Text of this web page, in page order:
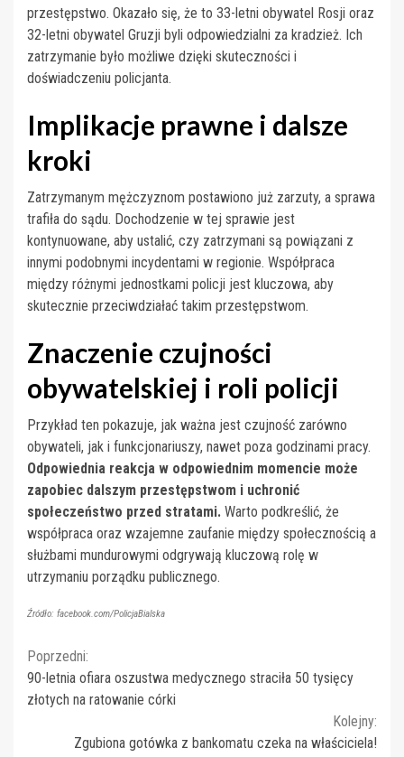
przestępstwo. Okazało się, że to 33-letni obywatel Rosji oraz
32-letni obywatel Gruzji byli odpowiedzialni za kradzież. Ich
zatrzymanie było możliwe dzięki skuteczności i
doświadczeniu policjanta.
Implikacje prawne i dalsze
kroki
Zatrzymanym mężczyznom postawiono już zarzuty, a sprawa
trafiła do sądu. Dochodzenie w tej sprawie jest
kontynuowane, aby ustalić, czy zatrzymani są powiązani z
innymi podobnymi incydentami w regionie. Współpraca
między różnymi jednostkami policji jest kluczowa, aby
skutecznie przeciwdziałać takim przestępstwom.
Znaczenie czujności
obywatelskiej i roli policji
Przykład ten pokazuje, jak ważna jest czujność zarówno
obywateli, jak i funkcjonariuszy, nawet poza godzinami pracy.
Odpowiednia reakcja w odpowiednim momencie może
zapobiec dalszym przestępstwom i uchronić
społeczeństwo przed stratami. Warto podkreślić, że
współpraca oraz wzajemne zaufanie między społecznością a
służbami mundurowymi odgrywają kluczową rolę w
utrzymaniu porządku publicznego.
Źródło: facebook.com/PolicjaBialska
Continue
Reading
Poprzedni:
90-letnia ofiara oszustwa medycznego straciła 50 tysięcy
złotych na ratowanie córki
Kolejny:
Zgubiona gotówka z bankomatu czeka na właściciela!